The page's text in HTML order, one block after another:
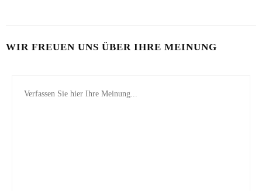
WIR FREUEN UNS ÜBER IHRE MEINUNG